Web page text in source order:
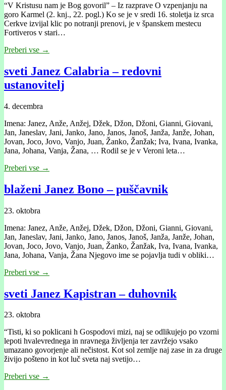
“V Kristusu nam je Bog govoril” – Iz razprave O vzpenjanju na
goro Karmel (2. knj., 22. pogl.) Ko se je v sredi 16. stoletja iz srca
Cerkve izvijal klic po notranji prenovi, je v španskem mestecu
Fortiveros v stari…
Preberi vse →
sveti Janez Calabria – redovni
ustanovitelj
4. decembra
Imena: Janez, Anže, Anžej, Džek, Džon, Džoni, Gianni, Giovani,
Jan, Janeslav, Jani, Janko, Jano, Janos, Janoš, Janža, Janže, Johan,
Jovan, Joco, Jovo, Vanjo, Juan, Žanko, Žanžak; Iva, Ivana, Ivanka,
Jana, Johana, Vanja, Žana, … Rodil se je v Veroni leta…
Preberi vse →
blaženi Janez Bono – puščavnik
23. oktobra
Imena: Janez, Anže, Anžej, Džek, Džon, Džoni, Gianni, Giovani,
Jan, Janeslav, Jani, Janko, Jano, Janos, Janoš, Janža, Janže, Johan,
Jovan, Joco, Jovo, Vanjo, Juan, Žanko, Žanžak, Iva, Ivana, Ivanka,
Jana, Johana, Vanja, Žana Njegovo ime se pojavlja tudi v obliki…
Preberi vse →
sveti Janez Kapistran – duhovnik
23. oktobra
“Tisti, ki so poklicani h Gospodovi mizi, naj se odlikujejo po vzorni
lepoti hvalevrednega in nravnega življenja ter zavržejo vsako
umazano govorjenje ali nečistost. Kot sol zemlje naj zase in za druge
živijo pošteno in kot luč sveta naj svetijo…
Preberi vse →